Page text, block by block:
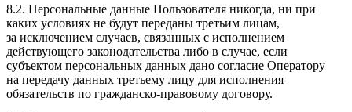
8.2. Персональные данные Пользователя никогда, ни при
каких условиях не будут переданы третьим лицам,
за исключением случаев, связанных с исполнением
действующего законодательства либо в случае, если
субъектом персональных данных дано согласие Оператору
на передачу данных третьему лицу для исполнения
обязательств по гражданско-правовому договору.